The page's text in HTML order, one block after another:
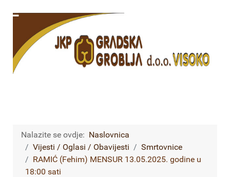
Nalazite se ovdje: Naslovnica
Vijesti / Oglasi / Obavijesti
Smrtovnice
RAMIĆ (Fehim) MENSUR 13.05.2025. godine u
18:00 sati